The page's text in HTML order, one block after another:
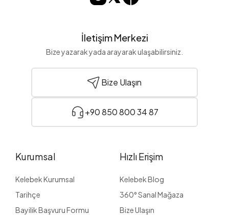
İletişim Merkezi
Bize yazarak yada arayarak ulaşabilirsiniz.
Bize Ulaşın
+90 850 800 34 87
Kurumsal
Kelebek Kurumsal
Tarihçe
Bayilik Başvuru Formu
Hızlı Erişim
Kelebek Blog
360° Sanal Mağaza
Bize Ulaşın